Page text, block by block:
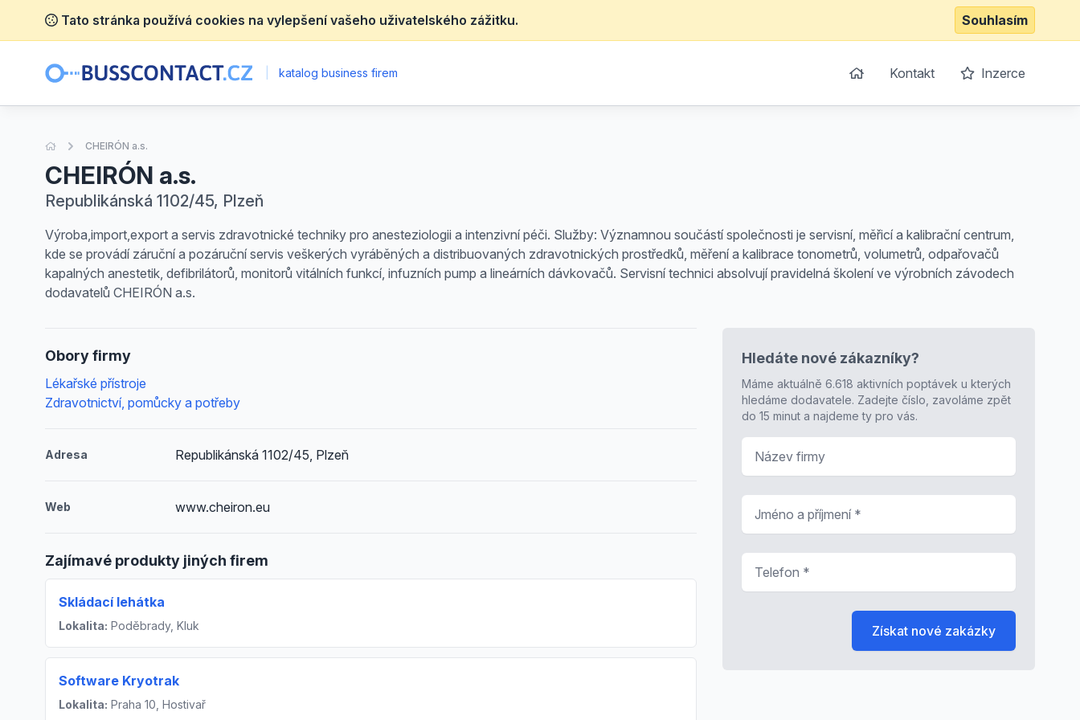
Tato stránka používá cookies na vylepšení vašeho uživatelského zážitku. Souhlasím
katalog business firem Kontakt Inzerce
Úvodní stránka
CHEIRÓN a.s.
CHEIRÓN a.s.
Republikánská 1102/45, Plzeň
Výroba,import,export a servis zdravotnické techniky pro anesteziologii a intenzivní péči. Služby: Významnou součástí společnosti je servisní, měřicí a kalibrační centrum,
kde se provádí záruční a pozáruční servis veškerých vyráběných a distribuovaných zdravotnických prostředků, měření a kalibrace tonometrů, volumetrů, odpařovačů
kapalných anestetik, defibrilátorů, monitorů vitálních funkcí, infuzních pump a lineárních dávkovačů. Servisní technici absolvují pravidelná školení ve výrobních závodech
dodavatelů CHEIRÓN a.s.
Obory firmy
Lékařské přístroje
Zdravotnictví, pomůcky a potřeby
Adresa Republikánská 1102/45, Plzeň
Web www.cheiron.eu
Zajímavé produkty jiných firem
Skládací lehátka
Lokalita: Poděbrady, Kluk
Software Kryotrak
Lokalita: Praha 10, Hostivař
Hledáte nové zákazníky?
Máme aktuálně 6.618 aktivních poptávek u kterých
hledáme dodavatele. Zadejte číslo, zavoláme zpět
do 15 minut a najdeme ty pro vás.
Získat nové zakázky